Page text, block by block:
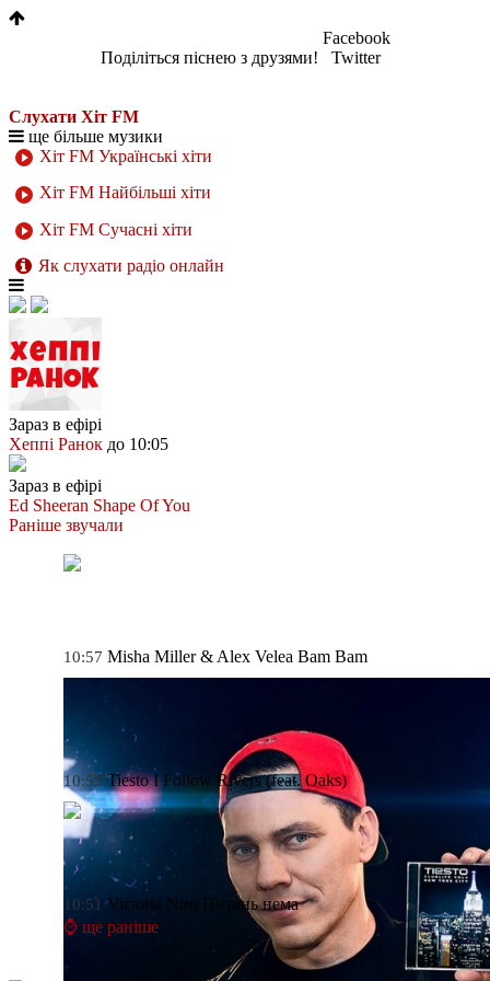
Поділіться піснею з друзями!
Facebook
Twitter
Слухати Хіт FM
ще більше музики
Хіт FM Українські хіти
Хіт FM Найбільші хіти
Хіт FM Сучасні хіти
Як слухати радіо онлайн
Зараз в ефірі
Хеппі Ранок до 10:05
Зараз в ефірі
Ed Sheeran Shape Of You
Раніше звучали
10:57 Misha Miller & Alex Velea Bam Bam
10:53 Tiesto I Follow Rivers (feat. Oaks)
10:51 Victoria Niro Питань нема
⌚ ще раніше